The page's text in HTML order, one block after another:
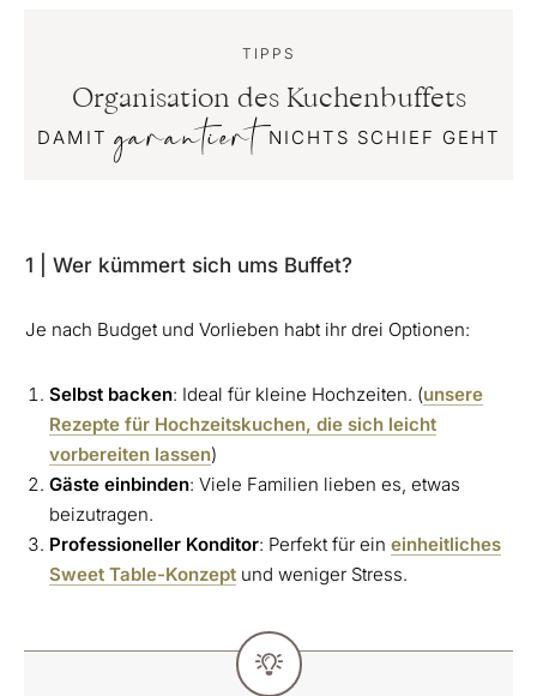
TIPPS
Organisation des Kuchenbuffets
DAMITgarantiert NICHTS SCHIEF GEHT
1 | Wer kümmert sich ums Buffet?
Je nach Budget und Vorlieben habt ihr drei Optionen:
Selbst backen: Ideal für kleine Hochzeiten. (unsere
Rezepte für Hochzeitskuchen, die sich leicht
vorbereiten lassen)
Gäste einbinden: Viele Familien lieben es, etwas
beizutragen.
Professioneller Konditor: Perfekt für ein einheitliches
Sweet Table-Konzept und weniger Stress.